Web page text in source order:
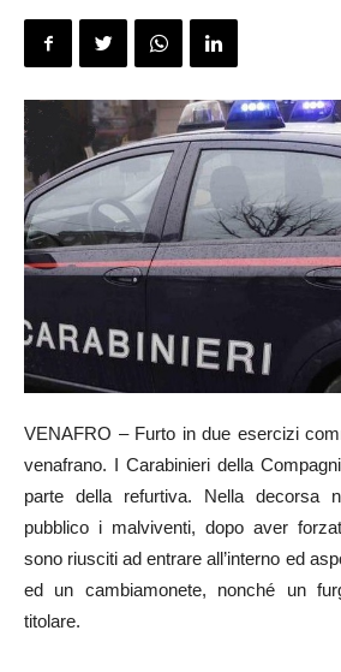
VENAFRO – Furto in due esercizi
venafrano. I Carabinieri della
parte della refurtiva. Nella decorsa
pubblico i malviventi, dopo aver
sono riusciti ad entrare all’interno ed
ed un cambiamonete, nonché un
titolare.